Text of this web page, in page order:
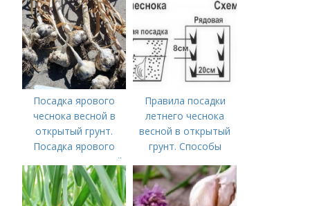
ЧЕСНОК
Посадка ярового
чеснока весной в
открытый грунт.
Посадка ярового
чеснока в открытый
грунт
Правила посадки
летнего чеснока
весной в открытый
грунт. Способы